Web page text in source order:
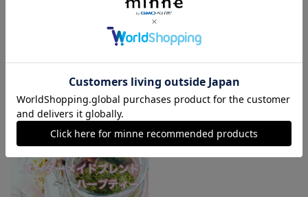
体調と気分を良くして前向きになれる♡輝女ブレンドハーブティー
2,350円
680円